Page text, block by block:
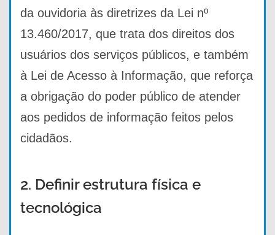
da ouvidoria às diretrizes da Lei nº
13.460/2017, que trata dos direitos dos
usuários dos serviços públicos, e também
à Lei de Acesso à Informação, que reforça
a obrigação do poder público de atender
aos pedidos de informação feitos pelos
cidadãos.
2. Definir estrutura física e
tecnológica